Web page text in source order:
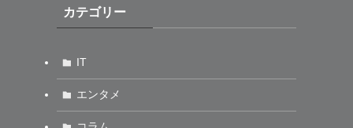
カテゴリー
IT
エンタメ